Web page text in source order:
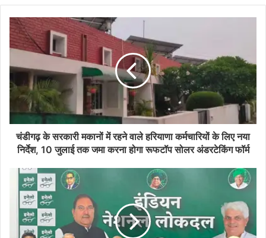
चंडीगढ़ के सरकारी मकानों में रहने वाले हरियाणा कर्मचारियों के लिए नया
निर्देश, 10 जुलाई तक जमा करना होगा रूफटॉप सोलर अंडरटेकिंग फॉर्म